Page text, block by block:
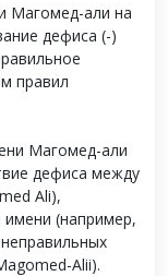
Магомед-али на
дефиса (-)
правил
Магомед-али
дефиса между
Ali),
имени (например,
Alii).